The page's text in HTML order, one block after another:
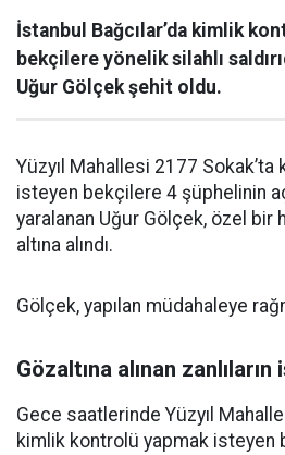
İstanbul Bağcılar’da kimlik
bekçilere yönelik silahlı
Uğur Gölçek şehit oldu.
Yüzyıl Mahallesi 2177
isteyen bekçilere 4 şüphelinin
yaralanan Uğur Gölçek, özel bir
altına alındı.
Gölçek, yapılan müdahaleye
Gözaltına alınan
Gece saatlerinde Yüzyıl
kimlik kontrolü yapmak isteyen